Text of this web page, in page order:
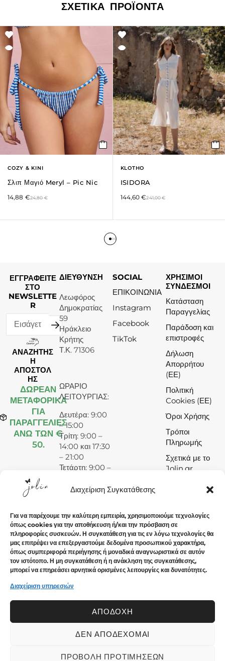
Διαχείριση Συγκατάθεσης
Για να παρέχουμε την καλύτερη εμπειρία, χρησιμοποιούμε τεχνολογίες
όπως cookies για την αποθήκευση ή/και την πρόσβαση σε
πληροφορίες συσκευών. Η συγκατάθεση για τις εν λόγω τεχνολογίες θα
μας επιτρέψει να επεξεργαστούμε δεδομένα προσωπικού χαρακτήρα,
όπως συμπεριφορά περιήγησης ή μοναδικά αναγνωριστικά σε αυτόν
τον ιστότοπο. Η μη συγκατάθεση ή η ανάκληση της συγκατάθεσης,
μπορεί να επηρεάσει αρνητικά ορισμένες λειτουργίες και δυνατότητες.
Διαχείριση υπηρεσιών
ΑΠΟΔΟΧΉ
ΔΕΝ ΑΠΟΔΈΧΟΜΑΙ
ΠΡΟΒΟΛΉ ΠΡΟΤΙΜΉΣΕΩΝ
ΣΧΕΤΙΚΆ ΠΡΟΪΌΝΤΑ
COZY & KINI
Σλιπ Μαγιό Meryl – Pic Nic
24,80€
14,88 €
KLOTHO
ISIDORA
241,00€
144,60€
ΕΓΓΡΑΦΕΙΤΕ
ΣΤΟ
NEWSLETTE
R
ΑΝΑΖΗΤΗΣ
Η
ΑΠΟΣΤΟΛ
ΗΣ
ΔΩΡΕΆΝ
ΜΕΤΑΦΟΡΙΚΑ
ΓΙΑ
ΠΑΡΑΓΓΕΛΙΕΣ
ΑΝΩ ΤΩΝ €
50.
ΔΙΕΥΘΥΝΣΗ
Λεωφόρος
Δημοκρατίας
59
Ηράκλειο
Κρήτης
Τ.Κ. 71306
ΩΡΑΡΙΟ
ΛΕΙΤΟΥΡΓΙΑΣ:
Δευτέρα: 9:00
– 15:00
Τρίτη: 9:00 –
14:00 και 17:30
– 21:00
Τετάρτη: 9:00 –
Πέμπτη: 9:00 –
Παρασκευή:
9:00 – 14:00
και 17:30 –
21:00
Σάββατο: 9:00
– 15:00
Κυριακή:
SOCIAL
ΕΠΙΚΟΙΝΩΝΙΑ
Instagram
Facebook
TikTok
ΧΡΗΣΙΜΟΙ
ΣΥΝΔΕΣΜΟΙ
Κατάσταση
Παραγγελίας
Παράδοση και
επιστροφές
Δήλωση
Απορρήτου
(ΕΕ)
Πολιτική
Cookies (ΕΕ)
Όροι Χρήσης
Τρόποι
Πληρωμής
Σχετικά με το
Jolin.gr